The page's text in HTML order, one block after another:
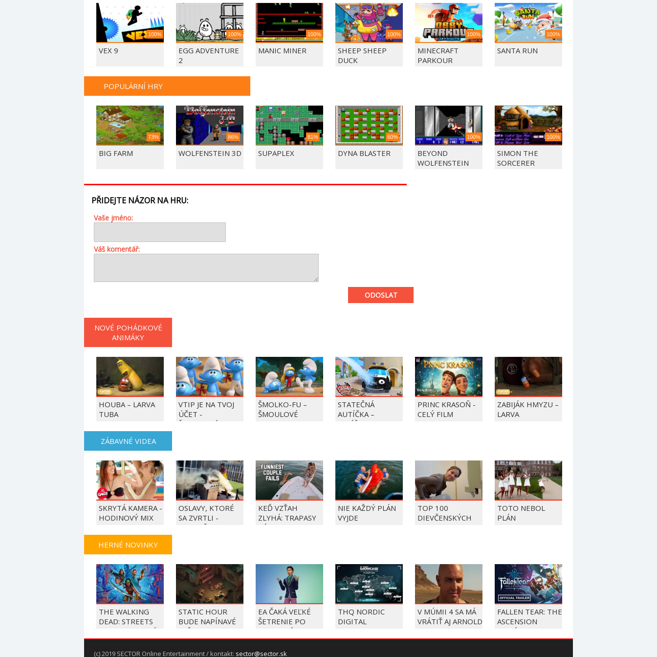
100%
VEX 9
100%
EGG ADVENTURE
2
100%
MANIC MINER
100%
SHEEP SHEEP
DUCK
100%
MINECRAFT
PARKOUR
100%
SANTA RUN
POPULÁRNÍ HRY
73%
BIG FARM
86%
WOLFENSTEIN 3D
81%
SUPAPLEX
60%
DYNA BLASTER
100%
BEYOND
WOLFENSTEIN
100%
SIMON THE
SORCERER
PŘIDEJTE NÁZOR NA HRU:
Vaše jméno:
Váš komentář:
ODOSLAT
NOVÉ POHÁDKOVÉ
ANIMÁKY
HOUBA – LARVA
TUBA
VTIP JE NA TVOJ
ÚČET -
ŠMOULOVÉ
ŠMOLKO-FU –
ŠMOULOVÉ
STATEČNÁ
AUTÍČKA –
BALÍČEK PIERRE
PRINC KRASOŇ -
CELÝ FILM
ZABIJÁK HMYZU –
LARVA
ZÁBAVNÉ VIDEA
SKRYTÁ KAMERA -
HODINOVÝ MIX
OSLAVY, KTORÉ
SA ZVRTLI -
NAJLEPŠIE
KEĎ VZŤAH
ZLYHÁ: TRAPASY
PÁROV
NIE KAŽDÝ PLÁN
VYJDE
TOP 100
DIEVČENSKÝCH
TOTO NEBOL
PLÁN
HERNÉ NOVINKY
THE WALKING
DEAD: STREETS
OF SURVIVAL MÁ
DÁTUM VYDANIA
STATIC HOUR
BUDE NAPÍNAVÉ
VYŠETROVANIE
ZO
SPRAVODAJSKEJ
EA ČAKÁ VEĽKÉ
ŠETRENIE PO
PREVZATÍ SAUDMI
THQ NORDIC
DIGITAL
SA USKUTOČNÍ UŽ
V MÚMII 4 SA MÁ
VRÁTIŤ AJ ARNOLD
IMHOTEP
FALLEN TEAR: THE
ASCENSION
BUDÚCI MESIAC
ZAVŔŠI SVOJE
(c) 2019 SECTOR Online Entertainment / kontakt: sector@sector.sk